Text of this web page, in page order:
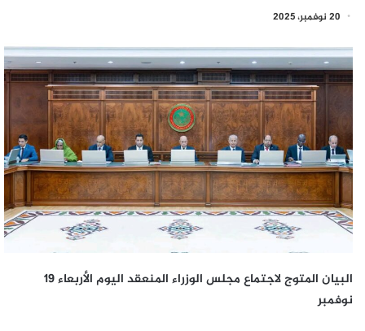
20 نوفمبر، 2025
نوفمبر